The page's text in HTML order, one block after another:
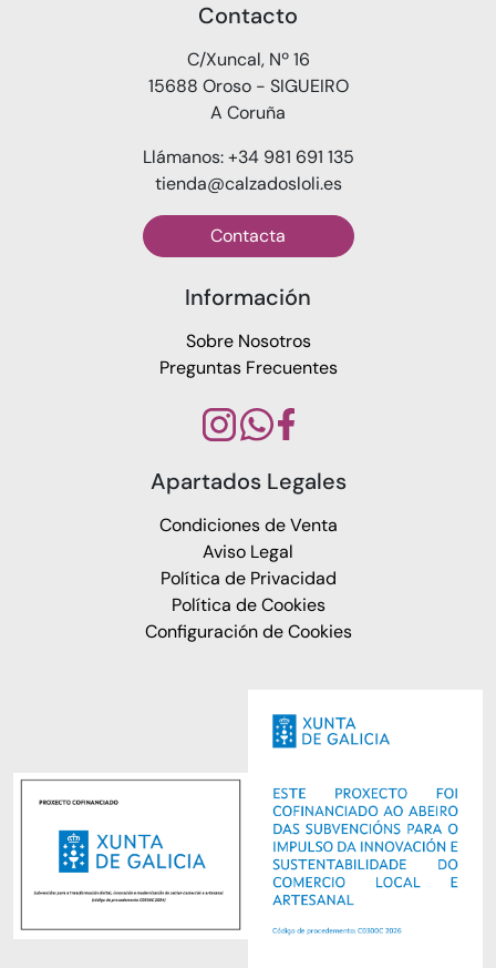
Contacto
C/Xuncal, Nº 16
15688 Oroso - SIGUEIRO
A Coruña
Llámanos: +34 981 691 135
tienda@calzadosloli.es
Contacta
Información
Sobre Nosotros
Preguntas Frecuentes
Apartados Legales
Condiciones de Venta
Aviso Legal
Política de Privacidad
Política de Cookies
Configuración de Cookies